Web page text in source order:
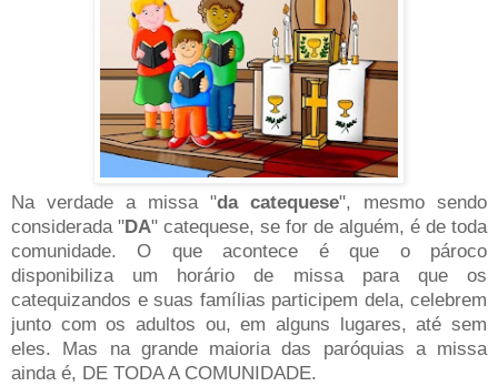
Na verdade a missa "da catequese", mesmo sendo
considerada "DA" catequese, se for de alguém, é de toda
comunidade. O que acontece é que o pároco
disponibiliza um horário de missa para que os
catequizandos e suas famílias participem dela, celebrem
junto com os adultos ou, em alguns lugares, até sem
eles. Mas na grande maioria das paróquias a missa
ainda é, DE TODA A COMUNIDADE.